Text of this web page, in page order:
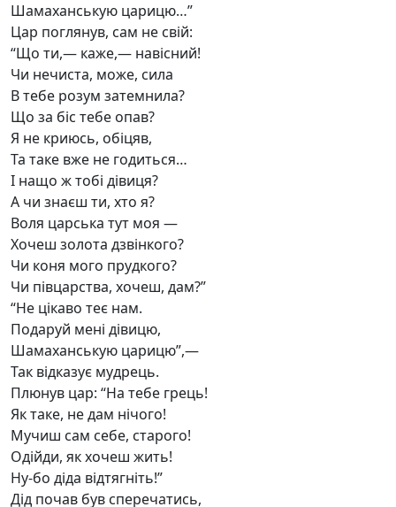
Шамаханськую царицю…”
Цар поглянув, сам не свій:
“Що ти,— каже,— навісний!
Чи нечиста, може, сила
В тебе розум затемнила?
Що за біс тебе опав?
Я не криюсь, обіцяв,
Та таке вже не годиться…
І нащо ж тобі дівиця?
А чи знаєш ти, хто я?
Воля царська тут моя —
Хочеш золота дзвінкого?
Чи коня мого прудкого?
Чи півцарства, хочеш, дам?”
“Не цікаво теє нам.
Подаруй мені дівицю,
Шамаханськую царицю”,—
Так відказує мудрець.
Плюнув цар: “На тебе грець!
Як таке, не дам нічого!
Мучиш сам себе, старого!
Одійди, як хочеш жить!
Ну-бо діда відтягніть!”
Дід почав був сперечатись,